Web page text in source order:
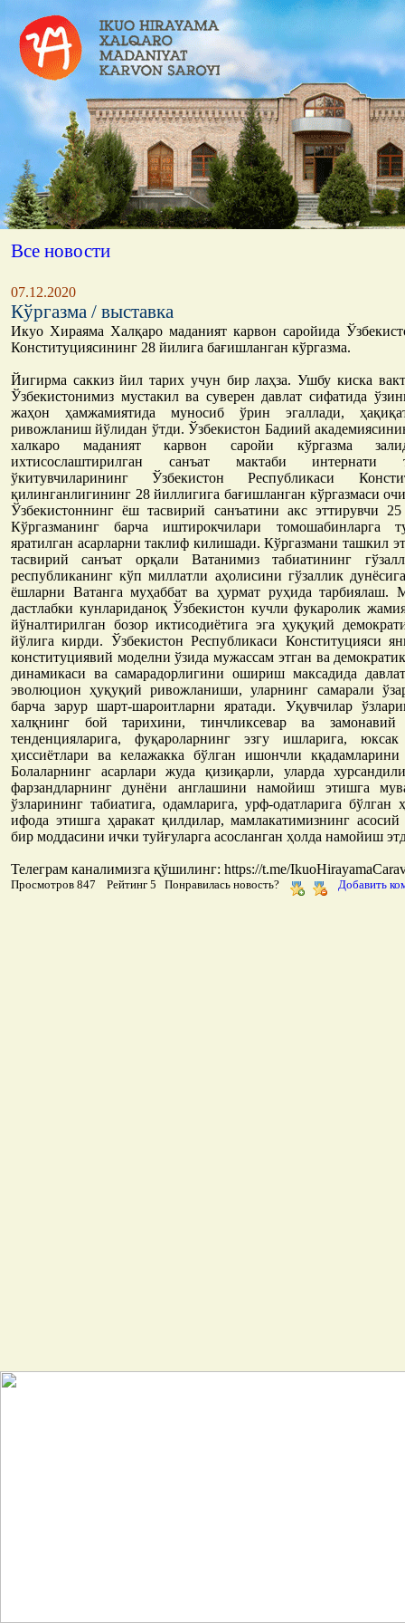
Все новости
07.12.2020
Кўргазма / выставка
Икуо Хираяма Халқаро маданият карвон саройида
Конституциясининг 28 йилига бағишланган кўргазма.
Йигирма саккиз йил тарих учун бир лаҳза. Ушбу киска
Ўзбекистонимиз мустакил ва суверен давлат сифатида
жаҳон ҳамжамиятида муносиб ўрин эгаллади,
ривожланиш йўлидан ўтди. Ўзбекистон Бадиий
халкаро маданият карвон саройи кўргазма
ихтисослаштирилган санъат мактаби интернати
ўкитувчиларининг Ўзбекистон Республикаси
қилинганлигининг 28 йиллигига бағишланган кўргазмаси
Ўзбекистоннинг ёш тасвирий санъатини акс эттирувчи 25
Кўргазманинг барча иштирокчилари томошабинларга
яратилган асарларни таклиф килишади. Кўргазмани ташкил
тасвирий санъат орқали Ватанимиз табиатининг
республиканинг кўп миллатли аҳолисини гўзаллик
ёшларни Ватанга муҳаббат ва ҳурмат руҳида тарбиялаш.
дастлабки кунлариданоқ Ўзбекистон кучли фукаролик
йўналтирилган бозор иктисодиётига эга ҳуқуқий
йўлига кирди. Ўзбекистон Республикаси Конституцияси
конституциявий моделни ўзида мужассам этган ва
динамикаси ва самарадорлигини ошириш максадида
эволюцион ҳуқуқий ривожланиши, уларнинг самарали
барча зарур шарт-шароитларни яратади. Уқувчилар
халқнинг бой тарихини, тинчликсевар ва замонавий
тенденцияларига, фуқароларнинг эзгу ишларига, юксак
ҳиссиётлари ва келажакка бўлган ишончли кқадамларини
Болаларнинг асарлари жуда қизиқарли, уларда
фарзандларнинг дунёни англашини намойиш этишга
ўзларининг табиатига, одамларига, урф-одатларига бўлган
ифода этишга ҳаракат қилдилар, мамлакатимизнинг
бир моддасини ички туйғуларга асосланган ҳолда намойиш
Телеграм каналимизга қўшилинг: https://t.me/
Просмотров 847 Рейтинг 5 Понравилась новость? Добавить